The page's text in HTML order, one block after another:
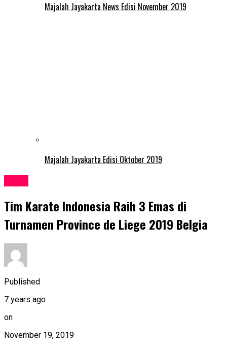
Majalah Jayakarta News Edisi November 2019
Majalah Jayakarta Edisi Oktober 2019
Tim Karate Indonesia Raih 3 Emas di
Turnamen Province de Liege 2019 Belgia
Published
7 years ago
on
November 19, 2019